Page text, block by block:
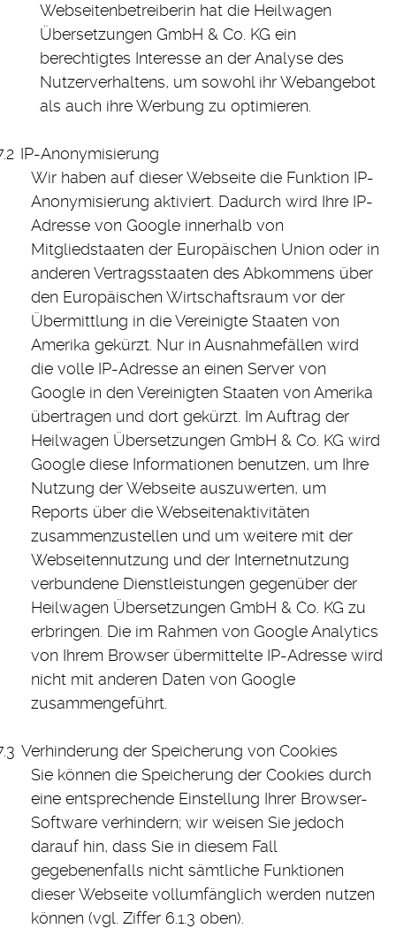
Webseitenbetreiberin hat die Heilwagen
Übersetzungen GmbH & Co. KG ein
berechtigtes Interesse an der Analyse des
Nutzerverhaltens, um sowohl ihr Webangebot
als auch ihre Werbung zu optimieren.
IP-Anonymisierung
Wir haben auf dieser Webseite die Funktion IP-
Anonymisierung aktiviert. Dadurch wird Ihre IP-
Adresse von Google innerhalb von
Mitgliedstaaten der Europäischen Union oder in
anderen Vertragsstaaten des Abkommens über
den Europäischen Wirtschaftsraum vor der
Übermittlung in die Vereinigte Staaten von
Amerika gekürzt. Nur in Ausnahmefällen wird
die volle IP-Adresse an einen Server von
Google in den Vereinigten Staaten von Amerika
übertragen und dort gekürzt. Im Auftrag der
Heilwagen Übersetzungen GmbH & Co. KG wird
Google diese Informationen benutzen, um Ihre
Nutzung der Webseite auszuwerten, um
Reports über die Webseitenaktivitäten
zusammenzustellen und um weitere mit der
Webseitennutzung und der Internetnutzung
verbundene Dienstleistungen gegenüber der
Heilwagen Übersetzungen GmbH & Co. KG zu
erbringen. Die im Rahmen von Google Analytics
von Ihrem Browser übermittelte IP-Adresse wird
nicht mit anderen Daten von Google
zusammengeführt.
Verhinderung der Speicherung von Cookies
Sie können die Speicherung der Cookies durch
eine entsprechende Einstellung Ihrer Browser-
Software verhindern; wir weisen Sie jedoch
darauf hin, dass Sie in diesem Fall
gegebenenfalls nicht sämtliche Funktionen
dieser Webseite vollumfänglich werden nutzen
können (vgl. Ziffer 6.1.3 oben).